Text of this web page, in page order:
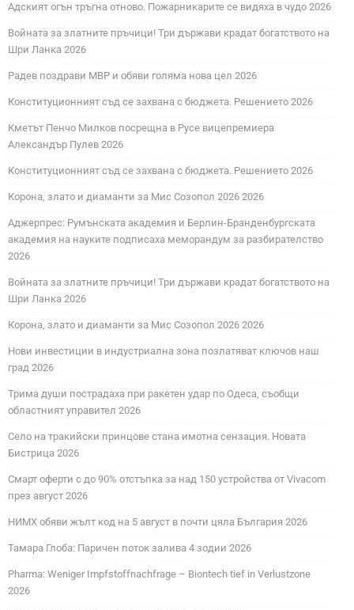
Адският огън тръгна отново. Пожарникарите се видяха в чудо 2026
Войната за златните пръчици! Три държави крадат богатството на
Шри Ланка 2026
Радев поздрави МВР и обяви голяма нова цел 2026
Конституционният съд се захвана с бюджета. Решението 2026
Кметът Пенчо Милков посрещна в Русе вицепремиера
Александър Пулев 2026
Конституционният съд се захвана с бюджета. Решението 2026
Корона, злато и диаманти за Мис Созопол 2026 2026
Аджерпрес: Румънската академия и Берлин-Бранденбургската
академия на науките подписаха меморандум за разбирателство
2026
Войната за златните пръчици! Три държави крадат богатството на
Шри Ланка 2026
Корона, злато и диаманти за Мис Созопол 2026 2026
Нови инвестиции в индустриална зона позлатяват ключов наш
град 2026
Трима души пострадаха при ракетен удар по Одеса, съобщи
областният управител 2026
Село на тракийски принцове стана имотна сензация. Новата
Бистрица 2026
Смарт оферти с до 90% отстъпка за над 150 устройства от Vivacom
през август 2026
НИМХ обяви жълт код на 5 август в почти цяла България 2026
Тамара Глоба: Паричен поток залива 4 зодии 2026
Pharma: Weniger Impfstoffnachfrage – Biontech tief in Verlustzone
2026